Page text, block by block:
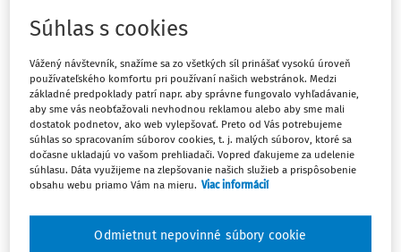
Od 1. júla 2026 sa suma životného minima zvyšuje z
Zmena sa dotkne najmä:
výškynezraziteľných súm pri exekučných zrážkach z
dôchodku
pri neprednostných pohľadávkach musí povinnému
každú vyživovanú osobu musí zostať ďalších 206,65
eura mesačne,
Súhlas s cookies
Vážený návštevník, snažíme sa zo všetkých síl prinášať vysokú úroveň
používateľského komfortu pri používaní našich webstránok. Medzi
základné predpoklady patrí napr. aby správne fungovalo vyhľadávanie,
aby sme vás neobťažovali nevhodnou reklamou alebo aby sme mali
dostatok podnetov, ako web vylepšovať. Preto od Vás potrebujeme
súhlas so spracovaním súborov cookies, t. j. malých súborov, ktoré sa
dočasne ukladajú vo vašom prehliadači. Vopred ďakujeme za udelenie
súhlasu. Dáta využijeme na zlepšovanie našich služieb a prispôsobenie
obsahu webu priamo Vám na mieru. Viac informácií
Odmietnut nepovinné súbory cookie